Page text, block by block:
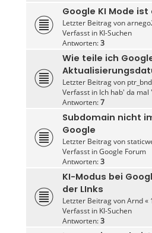
Google KI Mode ist
Letzter Beitrag von
Verfasst in KI-Suchen
Antworten:3
Wie teile ich
Letzter Beitrag von ptr_bnd
Verfasst in Ich hab' da mal
Antworten:7
Subdomain nicht
Google
Letzter Beitrag von
Verfasst inGoogle Forum
Antworten:3
KI-Modus bei
der LInks
Letzter Beitrag vonArnd«
Verfasst in KI-Suchen
Antworten:3